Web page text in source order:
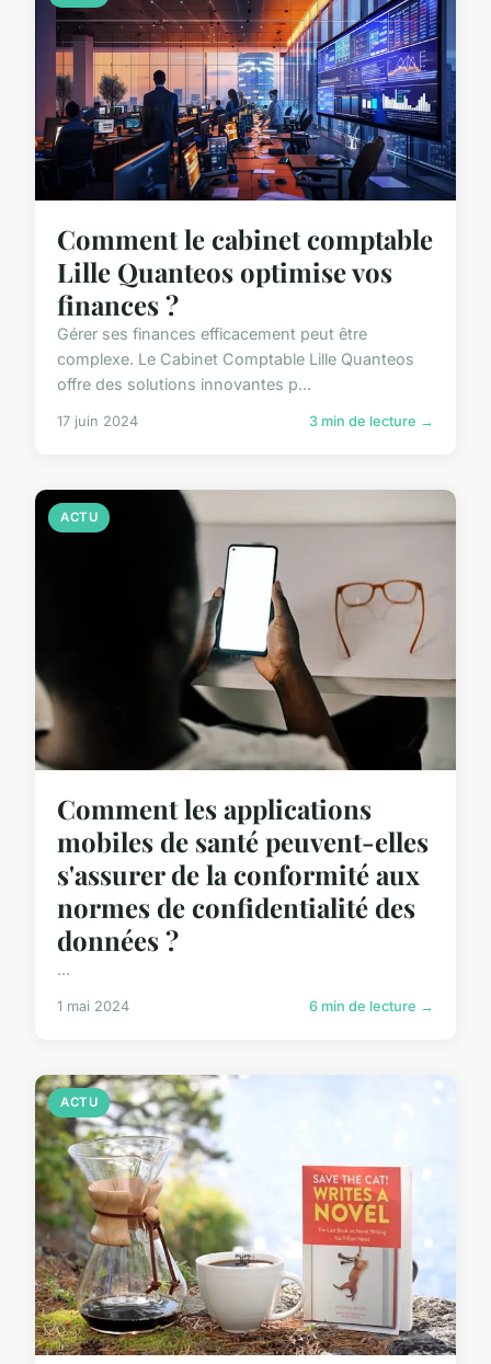
Comment le cabinet comptable
Lille Quanteos optimise vos
finances ?
Gérer ses finances efficacement peut être
complexe. Le Cabinet Comptable Lille Quanteos
offre des solutions innovantes p...
17 juin 2024 3 min de lecture →
ACTU
Comment les applications
mobiles de santé peuvent-elles
s'assurer de la conformité aux
normes de confidentialité des
données ?
...
1 mai 2024 6 min de lecture →
ACTU